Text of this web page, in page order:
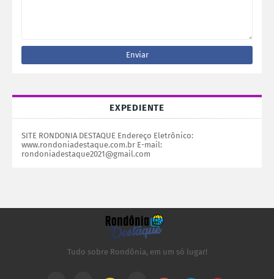
EXPEDIENTE
SITE RONDONIA DESTAQUE Endereço Eletrônico:
www.rondoniadestaque.com.br E-mail:
rondoniadestaque2021@gmail.com
Tudo sobre Rondônia, em um só lugar!